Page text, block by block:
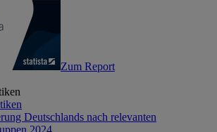
Zum Report
Deutschlands nach relevanten
2024